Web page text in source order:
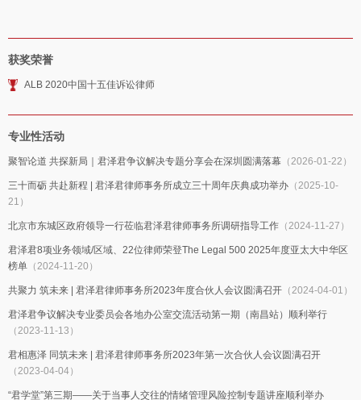
获奖荣誉
ALB 2020中国十五佳诉讼律师
专业性活动
聚智论道 共探新局｜君泽君争议解决专题分享会在深圳圆满落幕 （2026-01-22）
三十而砺 共赴新程 | 君泽君律师事务所成立三十周年庆典成功举办 （2025-10-
21）
北京市东城区政府领导一行莅临君泽君律师事务所调研指导工作 （2024-11-27）
君泽君8项业务领域/区域、22位律师荣登The Legal 500 2025年度亚太大中华区
榜单 （2024-11-20）
共聚力 筑未来 | 君泽君律师事务所2023年度合伙人会议圆满召开 （2024-04-01）
君泽君争议解决专业委员会各地办公室交流活动第一期（南昌站）顺利举行
（2023-11-13）
君相惠泽 同筑未来 | 君泽君律师事务所2023年第一次合伙人会议圆满召开
（2023-04-04）
“君学堂”第三期——关于当事人交往的情绪管理风险控制专题讲座顺利举办